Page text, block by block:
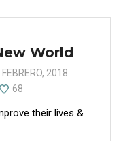
World
2018
68
their lives &